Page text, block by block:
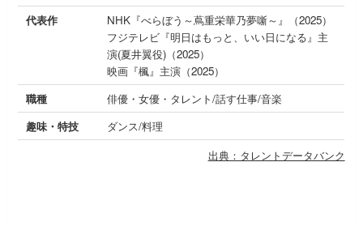
代表作
NHK『べらぼう～蔦重栄華乃夢噺～』（2025）
フジテレビ『明日はもっと、いい日になる』主
演(夏井翼役)（2025）
映画『楓』主演（2025）
職種
俳優・女優・タレント/話す仕事/音楽
趣味・特技
ダンス/料理
出典：タレントデータバンク